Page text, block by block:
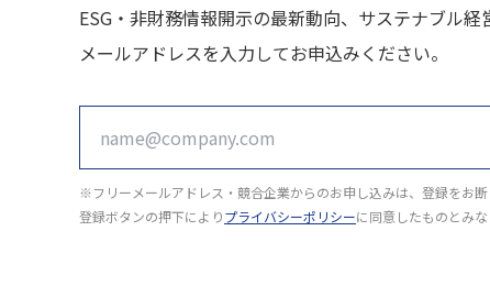
ESG・非財務情報開示の最新動向、サステナブル
メールアドレスを入力してお申込みください。
※フリーメールアドレス・競合企業からのお申し込みは、登録をお断
登録ボタンの押下によりプライバシーポリシーに同意したものとみな